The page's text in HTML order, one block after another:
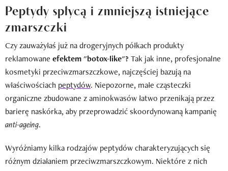
Peptydy spłycą i zmniejszą istniejące
zmarszczki
Czy zauważyłaś już na drogeryjnych półkach produkty
reklamowane efektem "botox-like"? Tak jak inne, profesjonalne
kosmetyki przeciwzmarszczkowe, najczęściej bazują na
właściwościach peptydów. Niepozorne, małe cząsteczki
organiczne zbudowane z aminokwasów łatwo przenikają przez
barierę naskórka, aby przeprowadzić skoordynowaną kampanię
anti-ageing.
Wyróżniamy kilka rodzajów peptydów charakteryzujących się
różnym działaniem przeciwzmarszczkowym. Niektóre z nich